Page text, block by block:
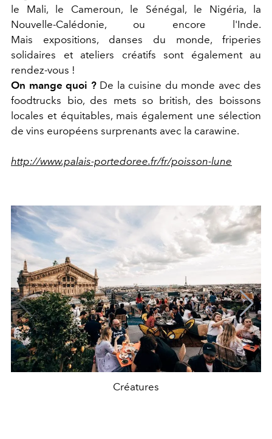
le Mali, le Cameroun, le Sénégal, le Nigéria, la
Nouvelle-Calédonie, ou encore l'Inde.
Mais expositions, danses du monde, friperies
solidaires et ateliers créatifs sont également au
rendez-vous !
On mange quoi ?De la cuisine du monde avec des
foodtrucks bio, des mets so british, des boissons
locales et équitables, mais également une sélection
de vins européens surprenants avec la carawine.
http://www.palais-portedoree.fr/fr/poisson-lune
Créatures